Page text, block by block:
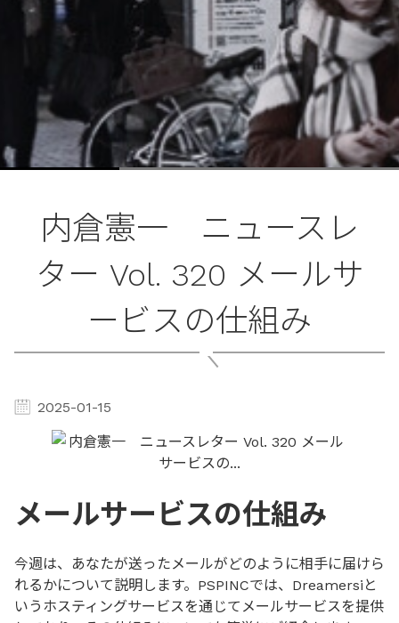
内倉憲一 ニュースレ
ター Vol. 320 メールサ
ービスの仕組み
2025-01-15
メールサービスの仕組み
今週は、あなたが送ったメールがどのように相手に届けら
れるかについて説明します。PSPINCでは、Dreamersiと
いうホスティングサービスを通じてメールサービスを提供